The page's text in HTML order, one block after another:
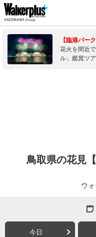
【臨港パー
花火を間近
ル」鑑賞ツ
鳥取県の花見
ウ
今日